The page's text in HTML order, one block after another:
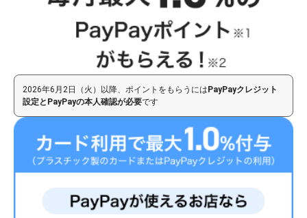
2026年6月2日（火）以降、ポイントをもらうには PayPayクレジット
設定とPayPayの本人確認が必要です